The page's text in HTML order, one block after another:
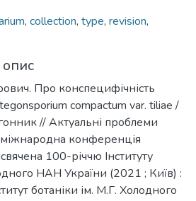
, collection, type, revision,
опис
Про конспецифічність
compactum var. tiliae /
// Актуальні проблеми
міжнародна конференція
100-річчю Інституту
НАН України (2021 ; Київ) :
ботаніки ім. М.Г. Холодного